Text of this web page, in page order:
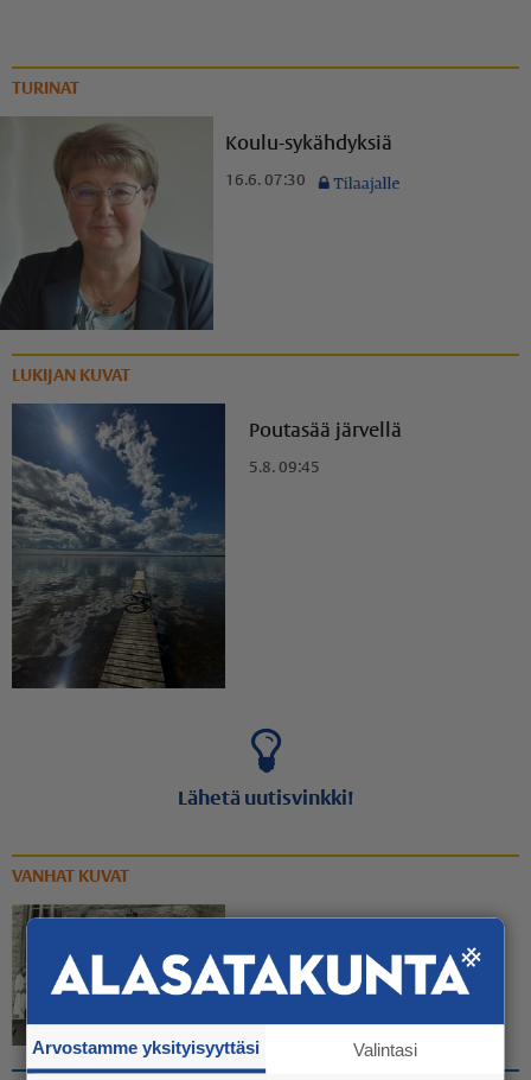
TURINAT
Koulu-sykähdyksiä
16.6. 07:30
LUKIJAN KUVAT
Poutasää järvellä
5.8. 09:45
Lähetä uutisvinkki!
VANHAT KUVAT
yhteiskuva
23.7. 13:37
Arvostamme yksityisyyttäsi Valintasi